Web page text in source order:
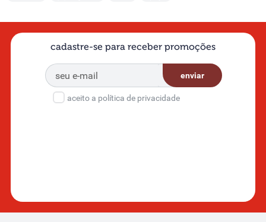
cadastre-se para receber promoções
enviar
aceito a política de privacidade